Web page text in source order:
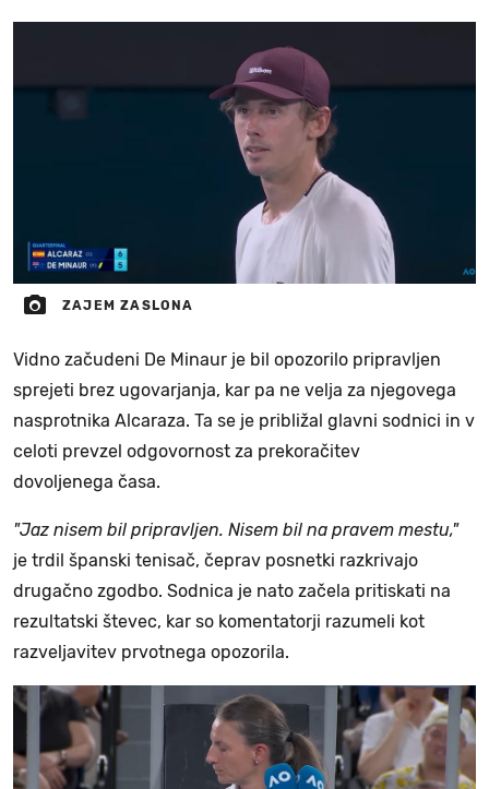
ZAJEM ZASLONA
Vidno začudeni De Minaur je bil opozorilo pripravljen
sprejeti brez ugovarjanja, kar pa ne velja za njegovega
nasprotnika Alcaraza. Ta se je približal glavni sodnici in v
celoti prevzel odgovornost za prekoračitev
dovoljenega časa.
"Jaz nisem bil pripravljen. Nisem bil na pravem mestu,"
je trdil španski tenisač, čeprav posnetki razkrivajo
drugačno zgodbo. Sodnica je nato začela pritiskati na
rezultatski števec, kar so komentatorji razumeli kot
razveljavitev prvotnega opozorila.